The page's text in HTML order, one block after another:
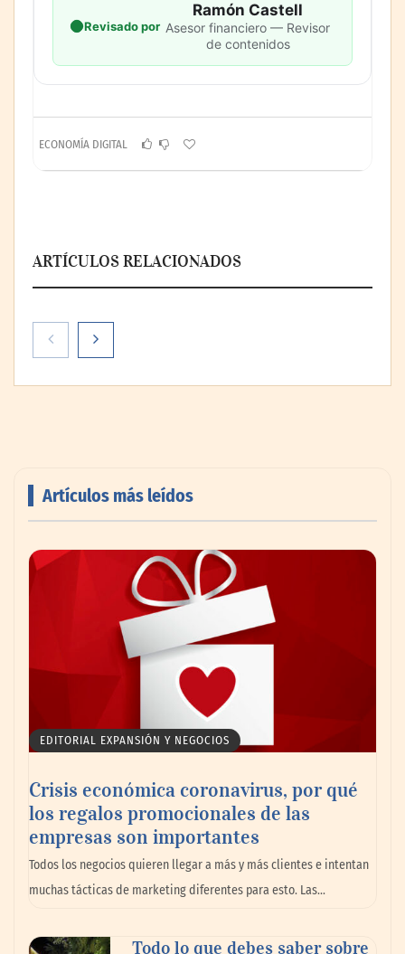
Revisado por
Ramón Castell
Asesor financiero — Revisor
de contenidos
ECONOMÍA DIGITAL
ARTÍCULOS RELACIONADOS
AMANAC celebra su 39 aniversario
impulsando la colaboración en el sector
La omnicanalidad redefine la forma de
planear viajes en México
Artículos más leídos
EDITORIAL EXPANSIÓN Y NEGOCIOS
Crisis económica coronavirus, por qué
los regalos promocionales de las
empresas son importantes
Todos los negocios quieren llegar a más y más clientes e intentan
muchas tácticas de marketing diferentes para esto. Las…
Todo lo que debes saber sobre